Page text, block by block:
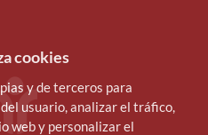
cookies
y de terceros para
usuario, analizar el tráfico,
web y personalizar el